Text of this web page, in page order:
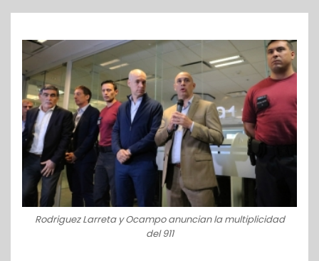
Rodriguez Larreta y Ocampo anuncian la multiplicidad
del 911